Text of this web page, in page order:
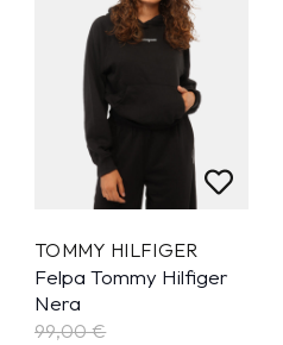
TOMMY HILFIGER
Felpa Tommy Hilfiger
Nera
99,00 €